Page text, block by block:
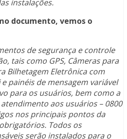
instalações.
documento, vemos o
de segurança e controle
tais como GPS, Câmeras para
Bilhetagem Eletrônica com
painéis de mensagem variável
para os usuários, bem como a
aos usuários – 0800
nos principais pontos da
Todos os
serão instalados para o